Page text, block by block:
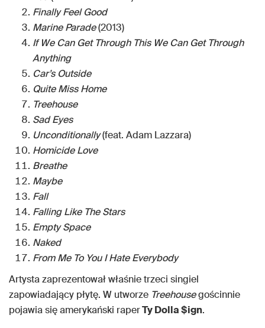
Finally Feel Good
Marine Parade(2013)
If We Can Get Through This We Can Get Through
Anything
Car’s Outside
Quite Miss Home
Treehouse
Sad Eyes
Unconditionally(feat. Adam Lazzara)
Homicide Love
Breathe
Maybe
Fall
Falling Like The Stars
Empty Space
Naked
From Me To You I Hate Everybody
Artysta zaprezentował właśnie trzeci singiel
zapowiadający płytę. W utworze Treehousegościnnie
pojawia się amerykański raperTy Dolla $ign.